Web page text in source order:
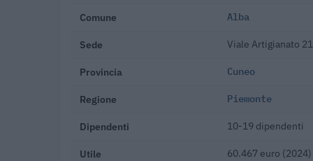
Comune Alba
Sede Viale Artigianato
Provincia Cuneo
Regione Piemonte
Dipendenti 10-19 dipendenti
Utile 60.467 euro (2024)